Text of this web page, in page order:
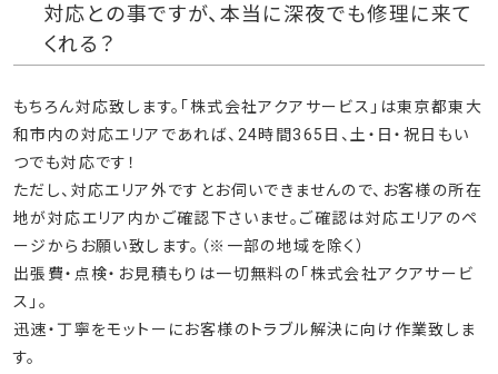
対応との事ですが、本当に深夜でも修理に来て
くれる？
もちろん対応致します。「株式会社アクアサービス」は東京都東大
和市内の対応エリアであれば、24時間365日、土・日・祝日もい
つでも対応です！
ただし、対応エリア外ですとお伺いできませんので、お客様の所在
地が対応エリア内かご確認下さいませ。ご確認は対応エリアのペ
ージからお願い致します。（※一部の地域を除く）
出張費・点検・お見積もりは一切無料の「株式会社アクアサービ
ス」。
迅速・丁寧をモットーにお客様のトラブル解決に向け作業致しま
す。